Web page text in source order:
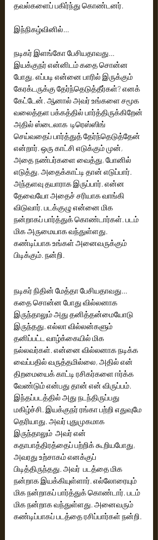
தவல்களைப் பகிர்ந்து கொண்டனர்.
இந்நிகழ்வினில்…
நடிகர் இளங்கோ பேசியதாவது…
இயக்குநர் என்னிடம் கதை சொன்ன
போது, எப்படி என்னை பாரில் இருக்கும்
கேரக்டருக்கு தேர்ந்தெடுத்தீர்கள்? எனக்
கேட்டேன். ஆனால் அவர் உங்களை சமூக
வலைத்தள பக்கத்தில் பார்த்திருக்கிறேன்
அதில் ஸ்டைலாக  டிரெஸ்ஸிங்
செய்வதைப் பார்த்துத் தேர்ந்தெடுத்தேன்
என்றார். ஒரு காட்சி எடுக்கும் முன்,
அதை நண்பர்களை வைத்து, போனில்
எடுத்து, அதைக்காட்டி தான் எடுப்பார்.
அந்தளவு தயாராக இருப்பார். என்ன
தேவையோ அதைச் சரியாக வாங்கி
விடுவார். படக்குழு என்னை மிக
நன்றாகப் பார்த்துக் கொண்டார்கள். படம்
மிக அருமையாக வந்துள்ளது.
கண்டிப்பாக உங்கள் அனைவருக்கும்
பிடிக்கும். நன்றி.
நடிகர் நிதின் மேத்தா பேசியதாவது…
கதை சொன்ன போது வில்லனாக
இருந்தாலும் அது தனித்தன்மையோடு
இருந்தது. எல்லா வில்லன்களும்
தனிப்பட்ட வாழ்க்கையில் மிக
நல்லவர்கள். என்னை வில்லனாக நடிக்க
வைப்பதில் வருத்தமில்லை, அதில் என்
திறமையைக் காட்டி ரசிகர்களை ஈர்க்க
வேண்டும் என்பது தான் என் விருப்பம்.
இந்தப்படத்தில் அது நடந்திருப்பது
மகிழ்ச்சி. இயக்குநர் ரங்கா பற்றி எதுவுமே
தெரியாது. அவர் புதுமுகமாக
இருந்தாலும்  அவர் என்
கதாபாத்திரத்தைப் பற்றிக் கூறியபோது,
அவரது உற்சாகம் எனக்குப்
பிடித்திருந்தது. அவர்  படத்தை மிக
நன்றாக இயக்கியுள்ளார். எல்லோரையும்
மிக நன்றாகப் பார்த்துக் கொண்டார். படம்
மிக நன்றாக வந்துள்ளது. அனைவரும்
கண்டிப்பாகப் படத்தை ரசிப்பார்கள் நன்றி.